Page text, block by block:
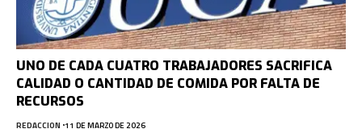
UNO DE CADA CUATRO TRABAJADORES SACRIFICA
CALIDAD O CANTIDAD DE COMIDA POR FALTA DE
RECURSOS
REDACCION 11 DE MARZO DE 2026